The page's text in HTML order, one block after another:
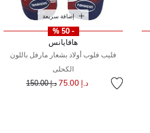
إضافة سريعة
- 50 %
هافايانس
فليب فلوب أولاد بشعار مارفل باللون
الكحلى
د.إ 75.00 سعر مخفض من
د.إ 150.00 إلى